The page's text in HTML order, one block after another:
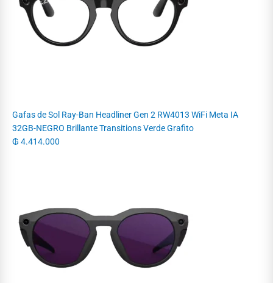
Gafas de Sol Ray-Ban Headliner Gen 2 RW4013 WiFi Meta IA
32GB-NEGRO Brillante Transitions Verde Grafito
₲ 4.414.000